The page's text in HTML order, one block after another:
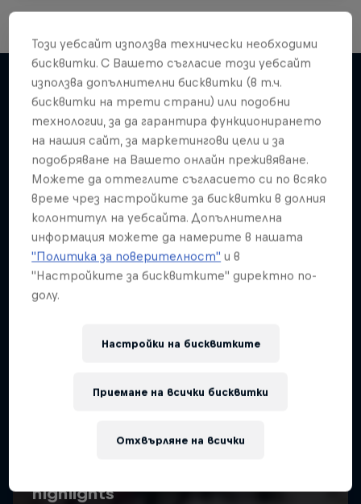
Подобни
Този уебсайт използва технически необходими
бисквитки. С Вашето съгласие този уебсайт
използва допълнителни бисквитки (в т.ч.
бисквитки на трети страни) или подобни
технологии, за да гарантира функционирането
на нашия сайт, за маркетингови цели и за
подобряване на Вашето онлайн преживяване.
Можете да оттеглите съгласието си по всяко
време чрез настройките за бисквитки в долния
колонтитул на уебсайта. Допълнителна
информация можете да намерите в нашата
"Политика за поверителност" и в
"Настройките за бисквитките" директно по-
долу.
Настройки на бисквитките
Отхвърляне на всички
Приемане на всички бисквитки